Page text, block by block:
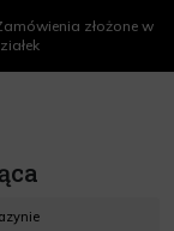
złożone w